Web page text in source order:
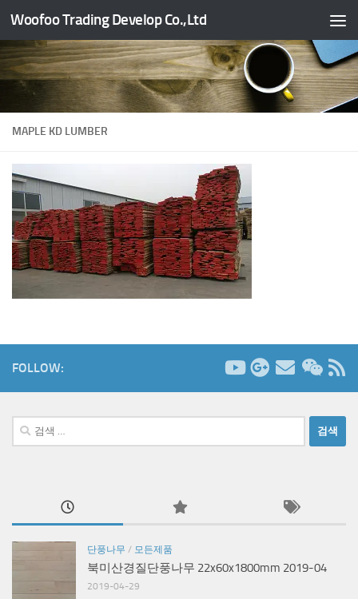
Skip to content
Woofoo Trading Develop Co.,Ltd
MAPLE KD LUMBER
FOLLOW:
검
색:
단풍나무 / 모든제품
북미산경질단풍나무 22x60x1800mm 2019-04
2019-04-29